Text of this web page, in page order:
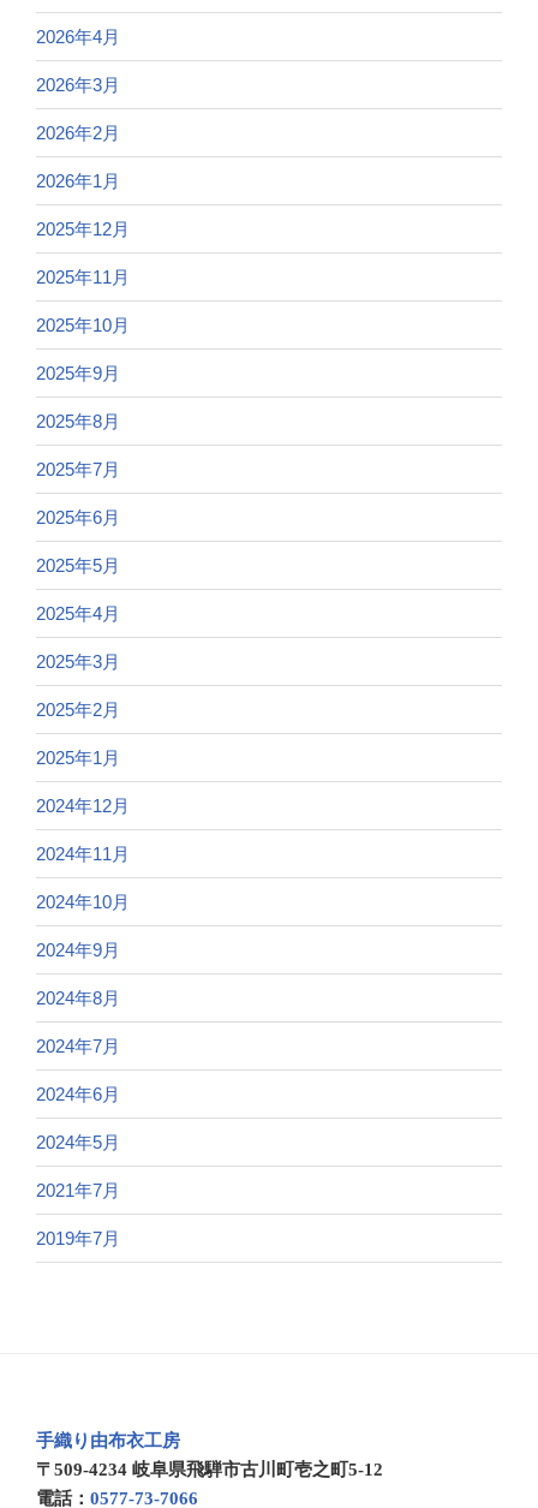
2026年4月
2026年3月
2026年2月
2026年1月
2025年12月
2025年11月
2025年10月
2025年9月
2025年8月
2025年7月
2025年6月
2025年5月
2025年4月
2025年3月
2025年2月
2025年1月
2024年12月
2024年11月
2024年10月
2024年9月
2024年8月
2024年7月
2024年6月
2024年5月
2021年7月
2019年7月
手織り由布衣工房
〒509-4234 岐阜県飛騨市古川町壱之町5-12
電話： 0577-73-7066